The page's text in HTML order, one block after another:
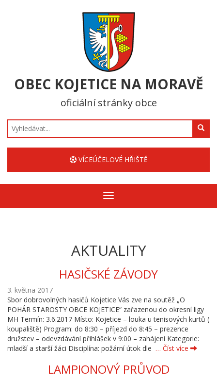
OBEC KOJETICE NA MORAVĚ
oficiální stránky obce
Hledat
VÍCEÚČELOVÉ HŘIŠTĚ
Zobrazit/skrýt
navigaci
AKTUALITY
HASIČSKÉ ZÁVODY
3. května 2017
Sbor dobrovolných hasičů Kojetice Vás zve na soutěž „O
POHÁR STAROSTY OBCE KOJETICE“ zařazenou do okresní ligy
MH Termín: 3.6.2017 Místo: Kojetice – louka u tenisových kurtů (
koupaliště) Program: do 8:30 – příjezd do 8:45 – prezence
družstev – odevzdávání přihlášek v 9:00 – zahájení Kategorie:
mladší a starší žáci Disciplína: požární útok dle … Číst více
LAMPIONOVÝ PRŮVOD